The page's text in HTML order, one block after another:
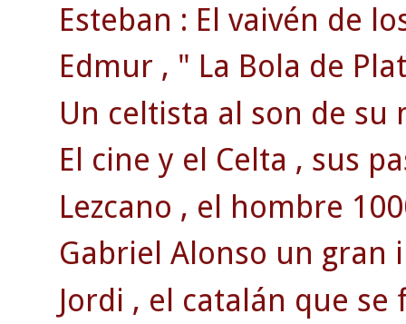
Esteban : El vaivén de
Edmur , " La Bola de
Un celtista al son de su
El cine y el Celta , sus
Lezcano , el hombre
Gabriel Alonso un gran
Jordi , el catalán que se